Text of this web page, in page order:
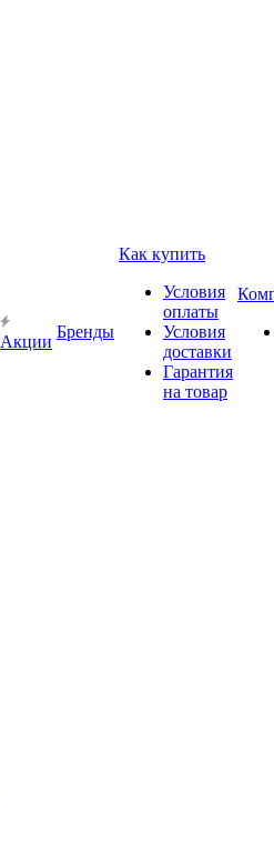
Акции
Бренды
Как купить
Условия
оплаты
Условия
доставки
Гарантия
на товар